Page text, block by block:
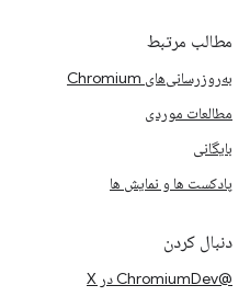
مطالب مرتبط
به‌روزرسانی‌های Chromium
مطالعات موردی
بایگانی
پادکست ها و نمایش ها
دنبال کردن
@ChromiumDev در X